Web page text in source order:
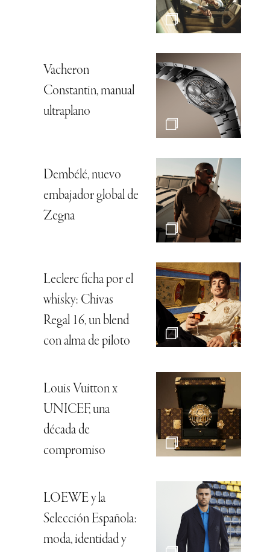
Vacheron
Constantin, manual
ultraplano
Dembélé, nuevo
embajador global de
Zegna
Leclerc ficha por el
whisky: Chivas
Regal 16, un blend
con alma de piloto
Louis Vuitton x
UNICEF, una
década de
compromiso
LOEWE y la
Selección Española:
moda, identidad y